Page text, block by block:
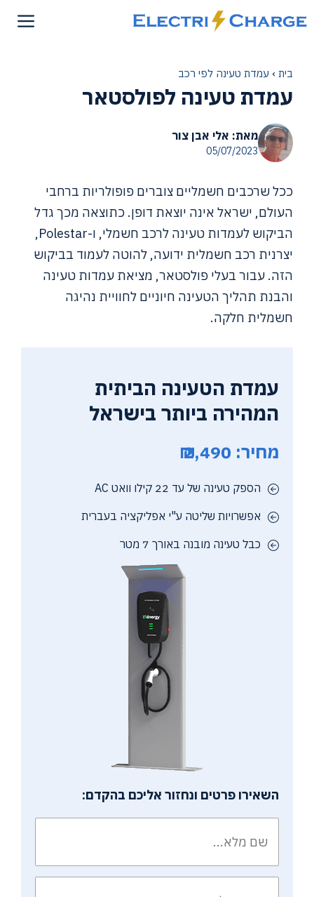
לתוכן
בית › עמדת טעינה לפי רכב
עמדת טעינה לפולסטאר
מאת: אלי אבן צור
05/07/2023
ככל שרכבים חשמליים צוברים פופולריות ברחבי
העולם, ישראל אינה יוצאת דופן. כתוצאה מכך גדל
הביקוש לעמדות טעינה לרכב חשמלי, ו-Polestar,
יצרנית רכב חשמלית ידועה, להוטה לעמוד בביקוש
הזה. עבור בעלי פולסטאר, מציאת עמדות טעינה
והבנת תהליך הטעינה חיוניים לחוויית נהיגה
חשמלית חלקה.
עמדת הטעינה הביתית
המהירה ביותר בישראל
מחיר: 2,490 ₪
הספק טעינה של עד 22 קילו וואט AC
אפשרויות שליטה ע"י אפליקציה בעברית
כבל טעינה מובנה באורך 7 מטר
השאירו פרטים ונחזור אליכם בהקדם: